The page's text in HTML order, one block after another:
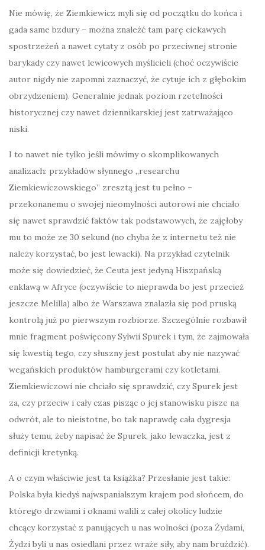
Nie mówię, że Ziemkiewicz myli się od początku do końca i
gada same bzdury – można znaleźć tam parę ciekawych
spostrzeżeń a nawet cytaty z osób po przeciwnej stronie
barykady czy nawet lewicowych myślicieli (choć oczywiście
autor nigdy nie zapomni zaznaczyć, że cytuje ich z głębokim
obrzydzeniem). Generalnie jednak poziom rzetelności
historycznej czy nawet dziennikarskiej jest zatrważająco
niski.
I to nawet nie tylko jeśli mówimy o skomplikowanych
analizach: przykładów słynnego „researchu
Ziemkiewiczowskiego” zresztą jest tu pełno –
przekonanemu o swojej nieomylności autorowi nie chciało
się nawet sprawdzić faktów tak podstawowych, że zajęłoby
mu to może ze 30 sekund (no chyba że z internetu też nie
należy korzystać, bo jest lewacki). Na przykład czytelnik
może się dowiedzieć, że Ceuta jest jedyną Hiszpańską
enklawą w Afryce (oczywiście to nieprawda bo jest przecież
jeszcze Melilla) albo że Warszawa znalazła się pod pruską
kontrolą już po pierwszym rozbiorze. Szczególnie rozbawił
mnie fragment poświęcony Sylwii Spurek i tym, że zajmowała
się kwestią tego, czy słuszny jest postulat aby nie nazywać
wegańskich produktów hamburgerami czy kotletami.
Ziemkiewiczowi nie chciało się sprawdzić, czy Spurek jest
za, czy przeciw i cały czas pisząc o jej stanowisku pisze na
odwrót, ale to nieistotne, bo tak naprawdę cała dygresja
służy temu, żeby napisać że Spurek, jako lewaczka, jest z
definicji kretynką.
A o czym właściwie jest ta książka? Przesłanie jest takie:
Polska była kiedyś najwspanialszym krajem pod słońcem, do
którego drzwiami i oknami walili z całej okolicy ludzie
chcący korzystać z panujących u nas wolności (poza Żydami,
Żydzi byli u nas osiedlani przez wraże siły, aby nam bruździć).